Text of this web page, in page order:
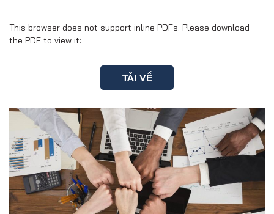
This browser does not support inline PDFs. Please download
the PDF to view it:
TẢI VỀ